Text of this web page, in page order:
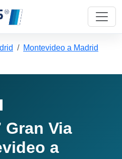
Montevideo a Madrid
Gran Via
a